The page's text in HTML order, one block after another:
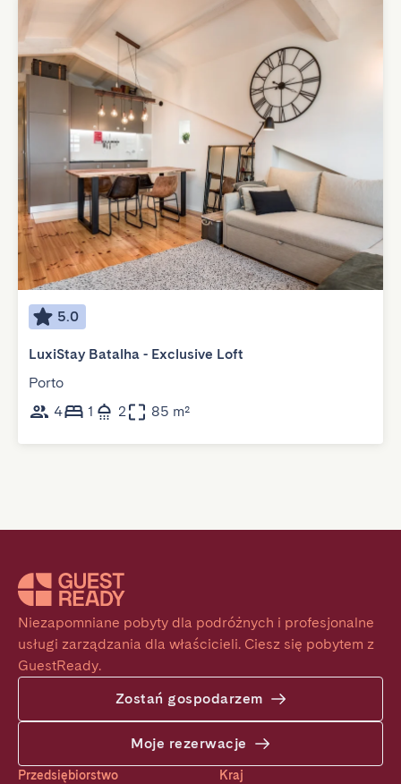
5.0
LuxiStay Batalha - Exclusive Loft
Porto
4
1 2 85 m²
Niezapomniane pobyty dla podróżnych i profesjonalne
usługi zarządzania dla właścicieli. Ciesz się pobytem z
GuestReady.
Zostań gospodarzem
Moje rezerwacje
Przedsiębiorstwo Kraj